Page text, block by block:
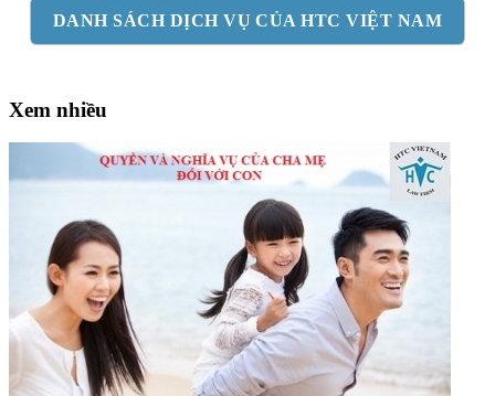
DANH SÁCH DỊCH VỤ CỦA HTC VIỆT NAM
Xem nhiều